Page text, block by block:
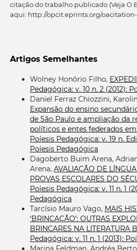
citação do trabalho publicado (Veja O
aqui: http://opcit.eprints.org/
Artigos Semelhantes
Wolney Honório Filho,
Pedagógica: v. 10 n. 2 (2012):
Daniel Ferraz Chiozzini,
Expansão do ensino
de São Paulo e ampliação da
políticos e entes federados em
Poíesis Pedagógica: v. 19 n.
Poíesis Pedagógica
Dagoberto Buim Arena,
Arena, AVALIAÇÃO DE
PROVAS ESCOLARES DO
Poíesis Pedagógica: v. 11 n. 1
Pedagógica
Tarcísio Mauro Vago, MAIS
‘BRINCAÇÃO’: OUTRAS
BRINCARES NA LITERATURA
Pedagógica: v. 11 n. 1 (2013):